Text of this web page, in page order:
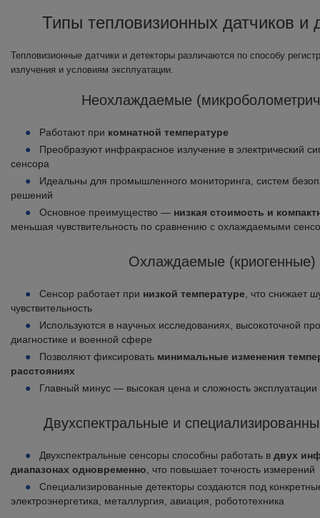
Типы тепловизионных датчиков и
Тепловизионные датчики и детекторы различаются по способу
излучения и условиям эксплуатации.
Неохлаждаемые
Работают при комнатной температуре
Преобразуют инфракрасное излучение в электрический
сенсора
Идеальны для промышленного мониторинга, систем
решений
Основное преимущество — низкая стоимость и
меньшая чувствительность по сравнению с охлаждаемыми
Охлаждаемые (криогенные)
Сенсор работает при низкой температуре , что снижает
чувствительность
Используются в научных исследованиях, высокоточной
диагностике и военной сфере
Позволяют фиксировать минимальные изменения
расстояниях
Главный минус — высокая цена и сложность эксплуатации
Двухспектральные и
Двухспектральные сенсоры способны работать в двух
диапазонах одновременно , что повышает точность измерений
Специализированные детекторы создаются под
электроэнергетика, металлургия, авиация, робототехника